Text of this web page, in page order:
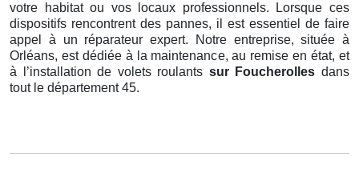
votre habitat ou vos locaux professionnels. Lorsque ces
dispositifs rencontrent des pannes, il est essentiel de faire
appel à un réparateur expert. Notre entreprise, située à
Orléans, est dédiée à la maintenance, au remise en état, et
à l’installation de volets roulants sur Foucherollesdans
tout le département 45.